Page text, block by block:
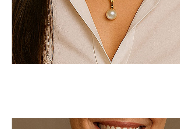
Seturi Perle cu Argint
Brățări cu Perle
Pandantive cu Perle
Brose cu Perle